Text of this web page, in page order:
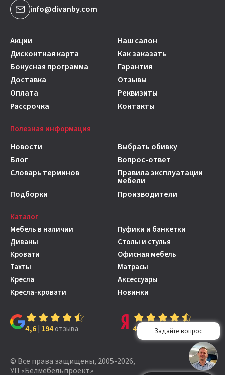
info@divanby.com
Акции
Наш салон
Дисконтная карта
Как заказать
Бонусная программа
Гарантия
Доставка
Отзывы
Оплата
Реквизиты
Рассрочка
Контакты
Полезная информация
Новости
Выбрать обивку
Блог
Вопрос-ответ
Словарь терминов
Правила эксплуатации
мебели
Подборки
Производители
Каталог
Мебель в наличии
Диваны
Кровати
Тахты
Кресла
Кресла-кровати
Пуфики и банкетки
Столы и стулья
Офисная мебель
Матрасы
Аксессуары
Новинки
4,6| 194отзыва 4,7 149отзывов
© Все права защищены, 2005-2026,
УП «Белмебельпроект»